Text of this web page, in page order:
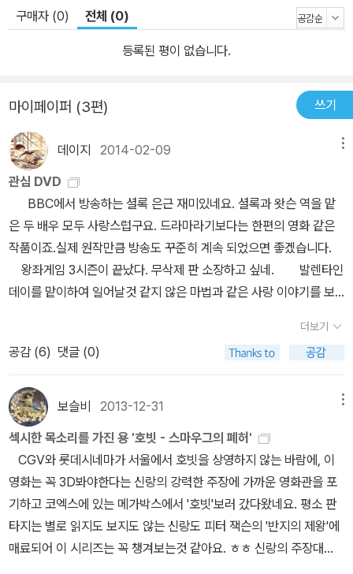
구매자 (0) 전체 (0)
등록된 평이 없습니다.
마이페이퍼 (3편) 쓰기
데이지 2014-02-09
관심 DVD
BBC에서 방송하는 셜록 은근 재미있네요. 셜록과 왓슨 역을 맡
은 두 배우 모두 사랑스럽구요. 드라마라기보다는 한편의 영화 같은
작품이죠.실제 원작만큼 방송도 꾸준히 계속 되었으면 좋겠습니다.
왕좌게임 3시즌이 끝났다. 무삭제 판 소장하고 싶네. 발렌타인
데이를 맡이하여 일어날것 같지 않은 마법과 같은 사랑 이야기를 보
션. 오래동안 꾸준히 사랑받은 클래식이지요.
더보기
공감 (6) 댓글 (0)
보슬비 2013-12-31
섹시한 목소리를 가진 용 '호빗 - 스마우그의 폐허'
CGV와 롯데시네마가 서울에서 호빗을 상영하지 않는 바람에, 이
영화는 꼭 3D봐야한다는 신랑의 강력한 주장에 가까운 영화관을 포
기하고 코엑스에 있는 메가박스에서 '호빗'보러 갔다왔네요. 평소 판
타지는 별로 읽지도 보지도 않는 신랑도 피터 잭슨의 '반지의 제왕'에
매료되어 이 시리즈는 꼭 챙겨보는것 같아요. ㅎㅎ 신랑의 주장대